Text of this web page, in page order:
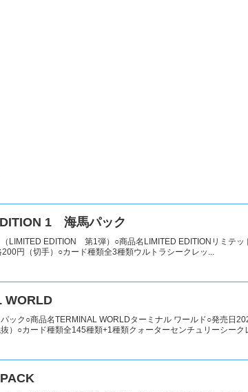
1 海馬パック
LIMITED EDITION 第1弾）○商品名LIMITED EDITIONリミテ
円（切手）○カード種類全3種類ウルトラシークレッ...
WORLD
ック○商品名TERMINAL WORLDターミナル ワールド○発売日
）○カード種類全145種類+1種類クォーターセンチュリーシーク